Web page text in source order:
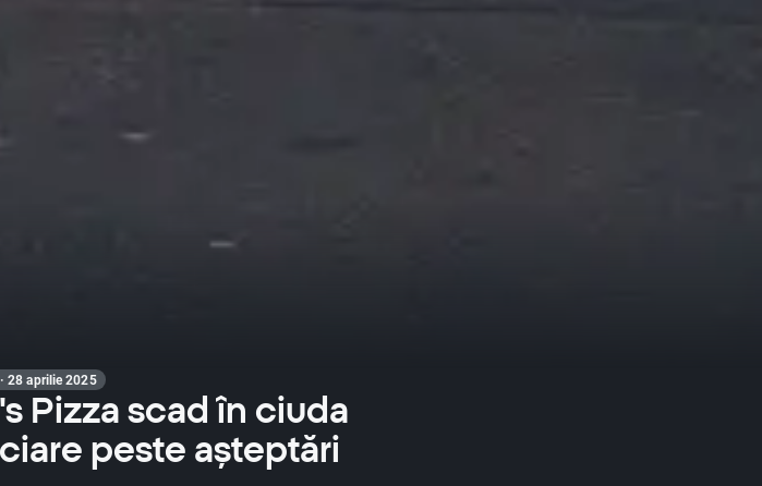
28 aprilie 2025
Pizza scad în ciuda
peste așteptări